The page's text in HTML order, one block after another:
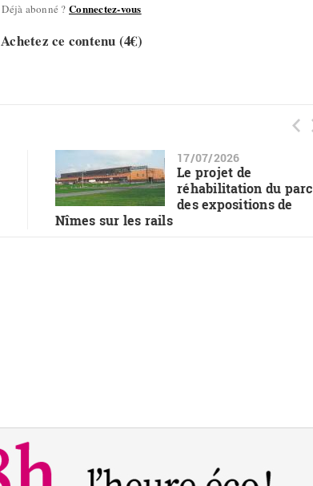
Déjà abonné ? Connectez-vous
Achetez ce contenu (4€)
17/07/2026
Le projet de
réhabilitation du parc
des expositions de
Nîmes sur les rails